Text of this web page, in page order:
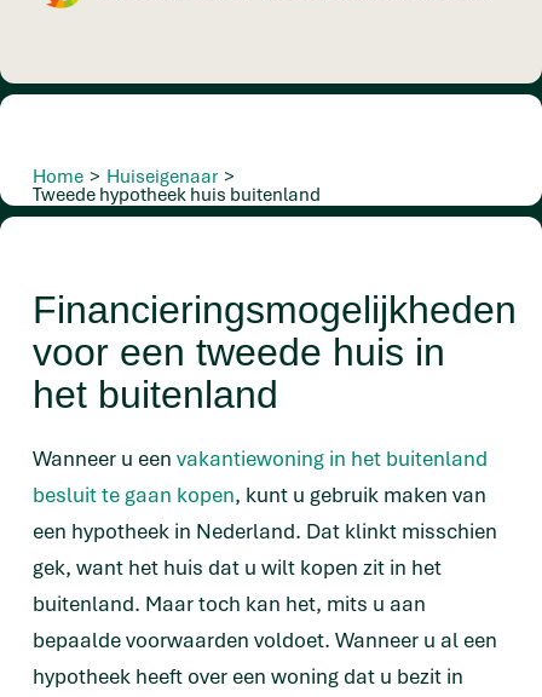
Home > Huiseigenaar >
Tweede hypotheek huis buitenland
Financieringsmogelijkheden
voor een tweede huis in
het buitenland
Wanneer u een vakantiewoning in het buitenland
besluit te gaan kopen, kunt u gebruik maken van
een hypotheek in Nederland. Dat klinkt misschien
gek, want het huis dat u wilt kopen zit in het
buitenland. Maar toch kan het, mits u aan
bepaalde voorwaarden voldoet. Wanneer u al een
hypotheek heeft over een woning dat u bezit in